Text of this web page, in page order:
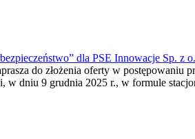
dla PSE Innowacje Sp. z
do złożenia oferty w
w dniu 9 grudnia 2025 r., w formule